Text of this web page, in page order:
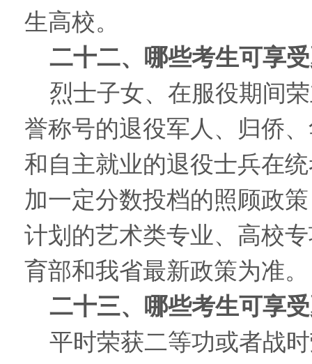
生高校。
二十二、哪些考生可享
烈士子女、在服役期间
誉称号的退役军人、归侨
和自主就业的退役士兵在
加一定分数投档的照顾政
计划的艺术类专业、高校
育部和我省最新政策为准。
二十三、哪些考生可享
平时荣获二等功或者战